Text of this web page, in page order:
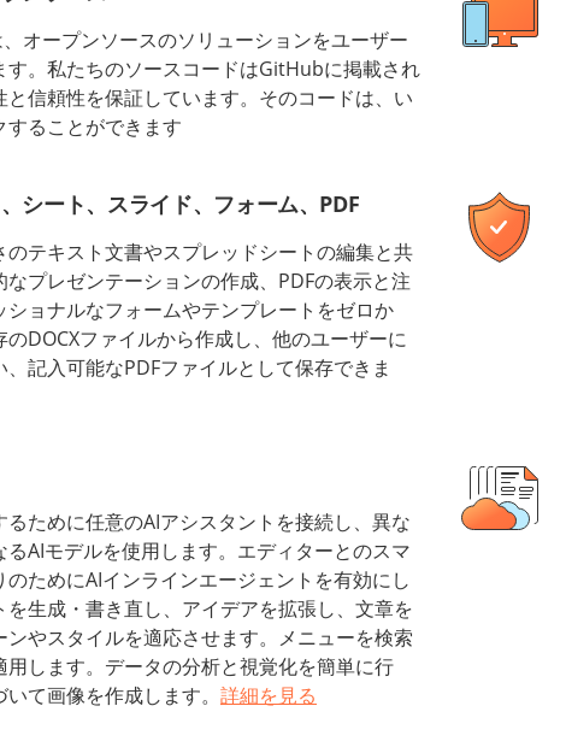
、オープンソースのソリューションをユーザー
す。私たちのソースコードはGitHubに掲載され
と信頼性を保証しています。そのコードは、い
することができます
シート、スライド、フォーム、PDF
のテキスト文書やスプレッドシートの編集と共
なプレゼンテーションの作成、PDFの表示と注
ショナルなフォームやテンプレートをゼロか
のDOCXファイルから作成し、他のユーザーに
記入可能なPDFファイルとして保存できま
るために任意のAIアシスタントを接続し、異な
るAIモデルを使用します。エディターとのスマ
のためにAIインラインエージェントを有効にし
を生成・書き直し、アイデアを拡張し、文章を
ンやスタイルを適応させます。メニューを検索
用します。データの分析と視覚化を簡単に行
て画像を作成します。 詳細を見る